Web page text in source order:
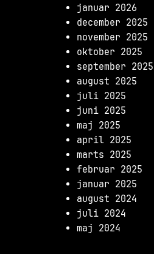
januar 2026
december 2025
november 2025
oktober 2025
september 2025
august 2025
juli 2025
juni 2025
maj 2025
april 2025
marts 2025
februar 2025
januar 2025
august 2024
juli 2024
maj 2024